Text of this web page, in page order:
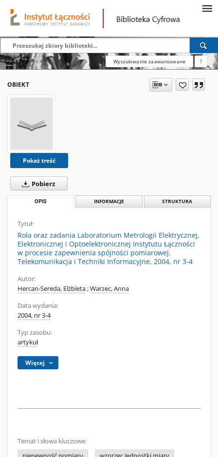
Wyszukiwanie zaawansowane ?
OBIEKT
Pokaż treść
Pobierz
OPIS INFORMACJE STRUKTURA
Tytuł:
Rola oraz zadania Laboratorium Metrologii Elektrycznej,
Elektronicznej i Optoelektronicznej Instytutu Łączności
w procesie zapewnienia spójności pomiarowej.
Telekomunikacja i Techniki Informacyjne, 2004, nr 3-4
Autor:
Hercan-Sereda, Elżbieta;Warzec, Anna
Data wydania:
2004, nr 3-4
Typ zasobu:
artykuł
Więcej
Temat i słowa kluczowe: